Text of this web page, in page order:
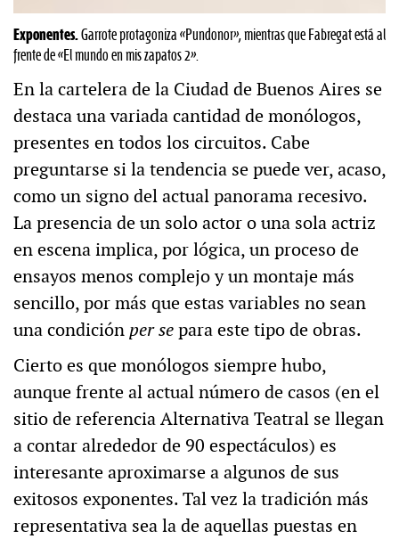
Exponentes.Garrote protagoniza «Pundonor», mientras que Fabregat está al
frente de «El mundo en mis zapatos 2».
En la cartelera de la Ciudad de Buenos Aires se
destaca una variada cantidad de monólogos,
presentes en todos los circuitos. Cabe
preguntarse si la tendencia se puede ver, acaso,
como un signo del actual panorama recesivo.
La presencia de un solo actor o una sola actriz
en escena implica, por lógica, un proceso de
ensayos menos complejo y un montaje más
sencillo, por más que estas variables no sean
una condición per separa este tipo de obras.
Cierto es que monólogos siempre hubo,
aunque frente al actual número de casos (en el
sitio de referencia Alternativa Teatral se llegan
a contar alrededor de 90 espectáculos) es
interesante aproximarse a algunos de sus
exitosos exponentes. Tal vez la tradición más
representativa sea la de aquellas puestas en